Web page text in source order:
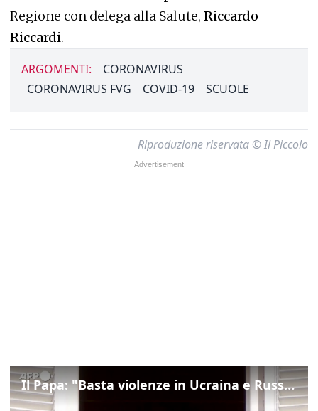
Regione con delega alla Salute, Riccardo
Riccardi.
ARGOMENTI:
CORONAVIRUS
CORONAVIRUS FVG
COVID-19 SCUOLE
Riproduzione riservata © Il Piccolo
Il Papa: "Basta violenze in Ucraina e Russia, spazio a diplomazia"